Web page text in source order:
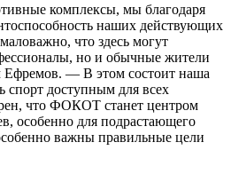
комплексы, мы благодаря
наших действующих
что здесь могут
но и обычные жители
— В этом состоит наша
спорт доступным для всех
что ФОКОТ станет центром
особенно для подрастающего
важны правильные цели